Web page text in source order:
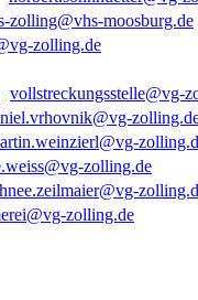
zolling@vhs-moosburg.de
zolling.de
vollstreckungsstelle@vg-
zolling.de
zolling.de